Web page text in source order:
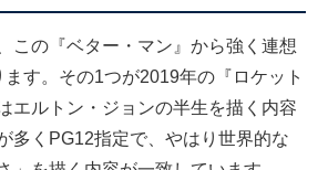
この『ベター・マン』から強く連想
す。その1つが2019年の『ロケット
エルトン・ジョンの半生を描く内容
多くPG12指定で、やはり世界的な